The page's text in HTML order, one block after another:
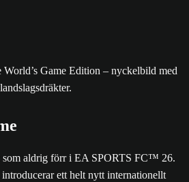
som aldrig förr i EA SPORTS FC™ 26.
ett helt nytt internationellt